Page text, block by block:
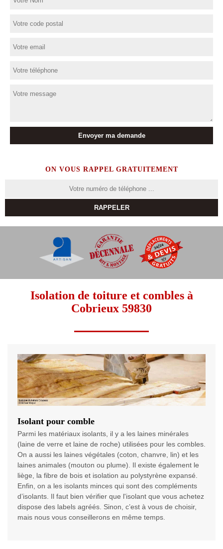
ON VOUS RAPPEL GRATUITEMENT
Isolation de toiture et combles à
Cobrieux 59830
Isolant pour comble
Parmi les matériaux isolants, il y a les laines minérales
(laine de verre et laine de roche) utilisées pour les combles.
On a aussi les laines végétales (coton, chanvre, lin) et les
laines animales (mouton ou plume). Il existe également le
liège, la fibre de bois et isolation au polystyrène expansé.
Enfin, on a les isolants minces qui sont des compléments
d’isolants. Il faut bien vérifier que l'isolant que vous achetez
dispose des labels agréés. Sinon, c’est à vous de choisir,
mais nous vous conseillerons en même temps.